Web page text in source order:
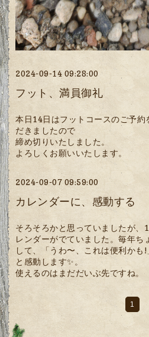
2024-09-14 09:28:00
フット、満員御礼
本日14日はフットコースのご予約
だきましたので
締め切りいたしました。
よろしくお願いいたします。
2024-09-07 09:59:00
カレンダーに、感動する
そろそろかと思っていましたが、
レンダーがでていました。毎年ち
して、「うわ〜、これは便利かも
と感動します✨️。
使えるのはまだだいぶ先ですね。
1